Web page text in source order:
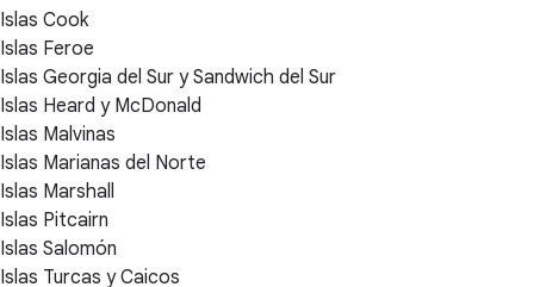
Islas Cook
Islas Feroe
Islas Georgia del Sur y Sandwich del Sur
Islas Heard y McDonald
Islas Malvinas
Islas Marianas del Norte
Islas Marshall
Islas Pitcairn
Islas Salomón
Islas Turcas y Caicos